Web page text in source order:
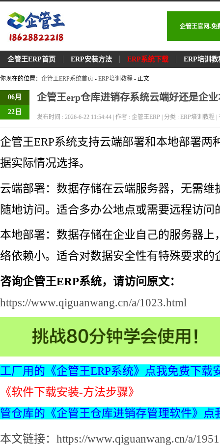
企管王官网-免
企管王ERP首页 ERP安装方法 ERP系统下载 ERP培训教
你现在的位置： 企管王ERP系统首页 - ERP培训教程 - 正文
06月
22日
企管王erp仓库进销存系统云端好还是企
发布时间 : 2026-6-22 11:54:44 | 作者 : 企管王ERP | 分类 : ERP培训教程 |
企管王ERP系统支持云端部署和本地部署两
据实际情况选择。
云端部署：数据存储在云端服务器，无需维
随地访问。适合多办公地点或需要远程访问
本地部署：数据存储在企业自己的服务器上
络依赖小。适合对数据安全性有特殊要求的
咨询企管王ERP系统，请访问原文：
https://www.qiguanwang.cn/a/1023.html
工厂用的《企管王ERP系统》点我免费下载
《软件下载安装-方法步骤》
管仓库的《企管王仓库进销存管理软件》点
本文链接：https://www.qiguanwang.cn/a/